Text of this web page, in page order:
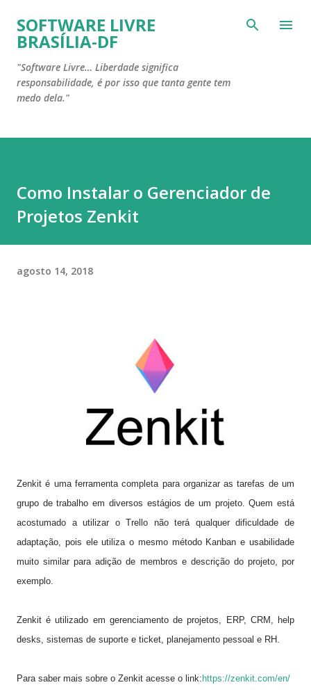
Pular para o conteúdo principal
SOFTWARE LIVRE
BRASÍLIA-DF
"Software Livre… Liberdade significa
responsabilidade, é por isso que tanta gente tem
medo dela."
Como Instalar o Gerenciador de
Projetos Zenkit
agosto 14, 2018
Zenkit é uma ferramenta completa para organizar as tarefas de um
grupo de trabalho em diversos estágios de um projeto. Quem está
acostumado a utilizar o Trello não terá qualquer dificuldade de
adaptação, pois ele utiliza o mesmo método Kanban e usabilidade
muito similar para adição de membros e descrição do projeto, por
exemplo.
Zenkit é utilizado em gerenciamento de projetos, ERP, CRM, help
desks, sistemas de suporte e ticket, planejamento pessoal e RH.
Para saber mais sobre o Zenkit acesse o link: https://zenkit.com/en/